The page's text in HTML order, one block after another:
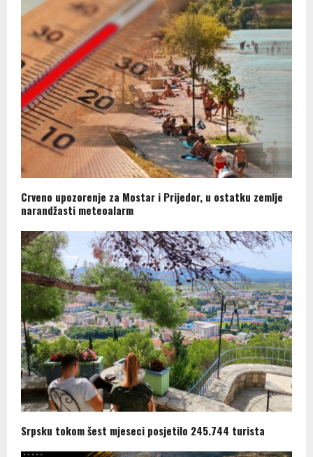
Crveno upozorenje za Mostar i Prijedor, u ostatku zemlje
narandžasti meteoalarm
Srpsku tokom šest mjeseci posjetilo 245.744 turista